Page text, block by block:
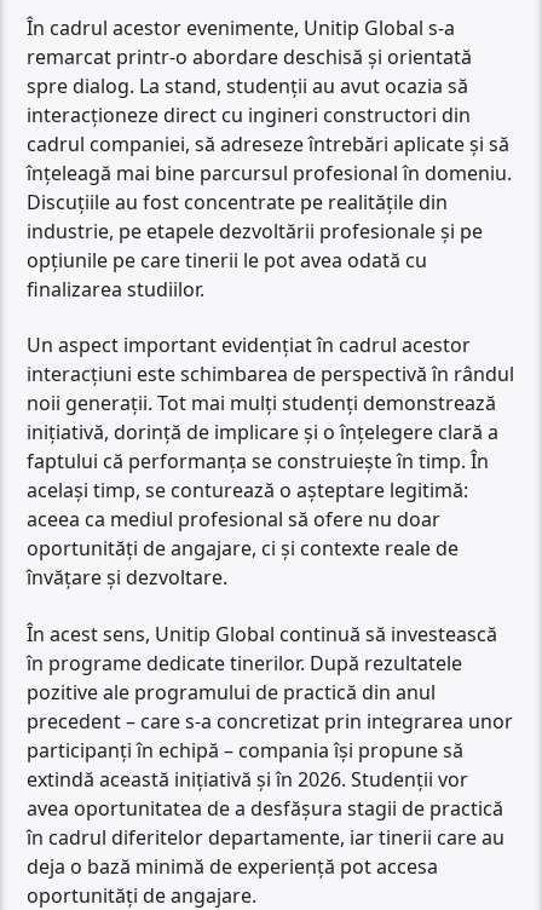
În cadrul acestor evenimente, Unitip Global s-a
remarcat printr-o abordare deschisă și orientată
spre dialog. La stand, studenții au avut ocazia să
interacționeze direct cu ingineri constructori din
cadrul companiei, să adreseze întrebări aplicate și să
înțeleagă mai bine parcursul profesional în domeniu.
Discuțiile au fost concentrate pe realitățile din
industrie, pe etapele dezvoltării profesionale și pe
opțiunile pe care tinerii le pot avea odată cu
finalizarea studiilor.
Un aspect important evidențiat în cadrul acestor
interacțiuni este schimbarea de perspectivă în rândul
noii generații. Tot mai mulți studenți demonstrează
inițiativă, dorință de implicare și o înțelegere clară a
faptului că performanța se construiește în timp. În
același timp, se conturează o așteptare legitimă:
aceea ca mediul profesional să ofere nu doar
oportunități de angajare, ci și contexte reale de
învățare și dezvoltare.
În acest sens, Unitip Global continuă să investească
în programe dedicate tinerilor. După rezultatele
pozitive ale programului de practică din anul
precedent – care s-a concretizat prin integrarea unor
participanți în echipă – compania își propune să
extindă această inițiativă și în 2026. Studenții vor
avea oportunitatea de a desfășura stagii de practică
în cadrul diferitelor departamente, iar tinerii care au
deja o bază minimă de experiență pot accesa
oportunități de angajare.